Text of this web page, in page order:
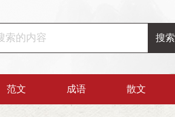
范文 成语 散文